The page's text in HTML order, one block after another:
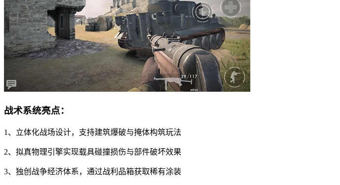
战术系统亮点：
1、立体化战场设计，支持建筑爆破与掩体构筑玩法
2、拟真物理引擎实现载具碰撞损伤与部件破坏效果
3、独创战争经济体系，通过战利品箱获取稀有涂装